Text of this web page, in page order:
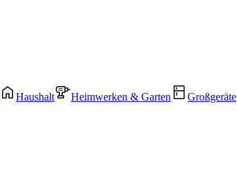
Haushalt Heimwerken & Garten Großgeräte